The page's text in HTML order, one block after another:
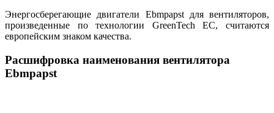
Энергосберегающие двигатели Ebmpapst для вентиляторов,
произведенные по технологии GreenTech EC, считаются
европейским знаком качества.
Расшифровка наименования вентилятора
Ebmpapst